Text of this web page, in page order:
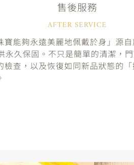
售後服務
AFTER SERVICE
寶能夠永遠美麗地佩戴於身」源
永久保固。不只是簡單的清潔，
檢查，以及恢復如同新品狀態的